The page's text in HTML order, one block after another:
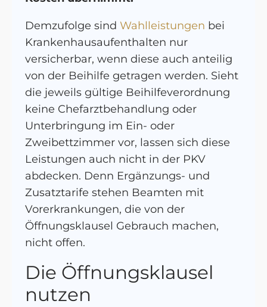
Demzufolge sindWahlleistungen bei
Krankenhausaufenthalten nur
versicherbar, wenn diese auch anteilig
von der Beihilfe getragen werden. Sieht
die jeweils gültige Beihilfeverordnung
keine Chefarztbehandlung oder
Unterbringung im Ein- oder
Zweibettzimmer vor, lassen sich diese
Leistungen auch nicht in der PKV
abdecken. Denn Ergänzungs- und
Zusatztarife stehen Beamten mit
Vorerkrankungen, die von der
Öffnungsklausel Gebrauch machen,
nicht offen.
Die Öffnungsklausel
nutzen